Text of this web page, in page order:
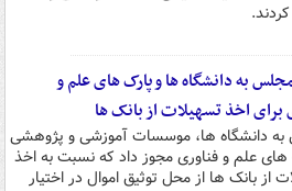
به دانشگاه ها و پارک های علم و
برای اخذ تسهیلات از بانک ها
دانشگاه ها، موسسات آموزشی و پژوهشی
های علم و فناوری مجوز داد که نسبت به اخذ
از بانک ها از محل توثیق اموال در اختیار